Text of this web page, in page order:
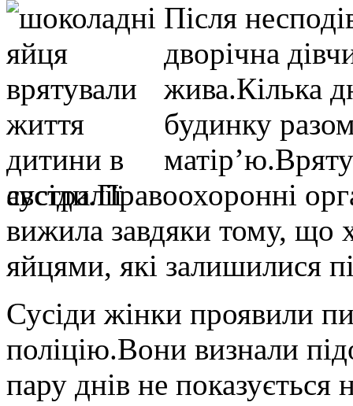
Після
дворічна
жива.Кілька
будинку
сусіди.Правоохоронні
вижила завдяки тому, що
яйцями, які залишилися
Сусіди жінки проявили
поліцію.Вони визнали
пару днів не показується